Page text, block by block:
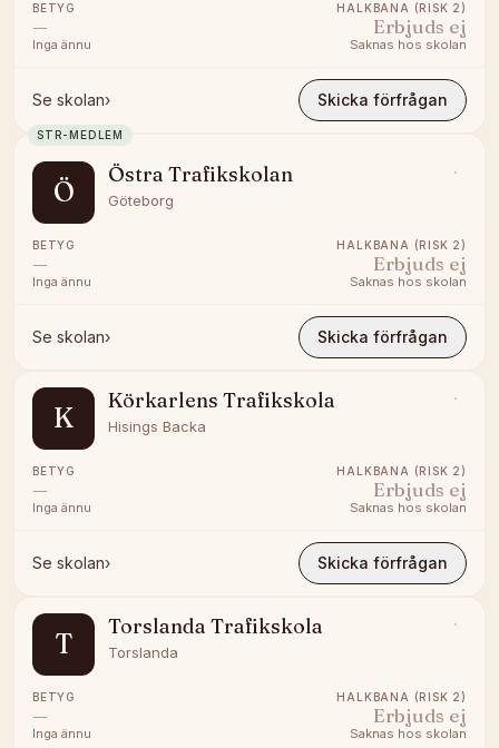
BETYG
—
Inga ännu
HALKBANA (RISK 2)
Erbjuds ej
Saknas hos skolan
Se skolan› Skicka förfrågan
STR-MEDLEM
Ö
Östra Trafikskolan
Göteborg
BETYG
—
Inga ännu
HALKBANA (RISK 2)
Erbjuds ej
Saknas hos skolan
Se skolan› Skicka förfrågan
K
Körkarlens Trafikskola
Hisings Backa
BETYG
—
Inga ännu
HALKBANA (RISK 2)
Erbjuds ej
Saknas hos skolan
Se skolan› Skicka förfrågan
T
Torslanda Trafikskola
Torslanda
BETYG
—
Inga ännu
HALKBANA (RISK 2)
Erbjuds ej
Saknas hos skolan